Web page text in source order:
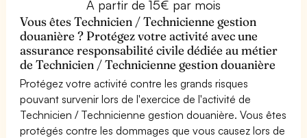
À partir de 15€ par mois
Vous êtes Technicien / Technicienne gestion
douanière ? Protégez votre activité avec une
assurance responsabilité civile dédiée au métier
de Technicien / Technicienne gestion douanière
Protégez votre activité contre les grands risques
pouvant survenir lors de l'exercice de l'activité de
Technicien / Technicienne gestion douanière. Vous êtes
protégés contre les dommages que vous causez lors de